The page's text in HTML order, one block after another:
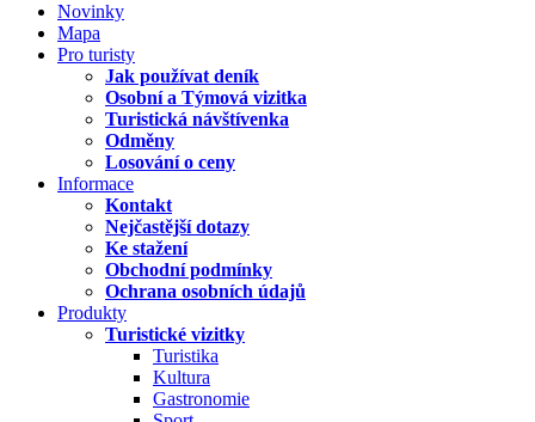
Novinky
Mapa
Pro turisty
Jak používat deník
Osobní a Týmová vizitka
Turistická návštívenka
Odměny
Losování o ceny
Informace
Kontakt
Nejčastější dotazy
Ke stažení
Obchodní podmínky
Ochrana osobních údajů
Produkty
Turistické vizitky
Turistika
Kultura
Gastronomie